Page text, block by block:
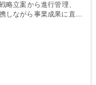
略立案から進行管理、
しながら事業成果に直結